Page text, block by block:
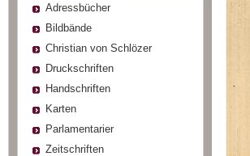
Adressbücher
Bildbände
Christian von Schlözer
Druckschriften
Handschriften
Karten
Parlamentarier
Zeitschriften